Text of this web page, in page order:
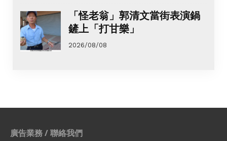
「怪老翁」郭清文當街表演鍋
鏟上「打甘樂」
2026/08/08
廣告業務 / 聯絡我們